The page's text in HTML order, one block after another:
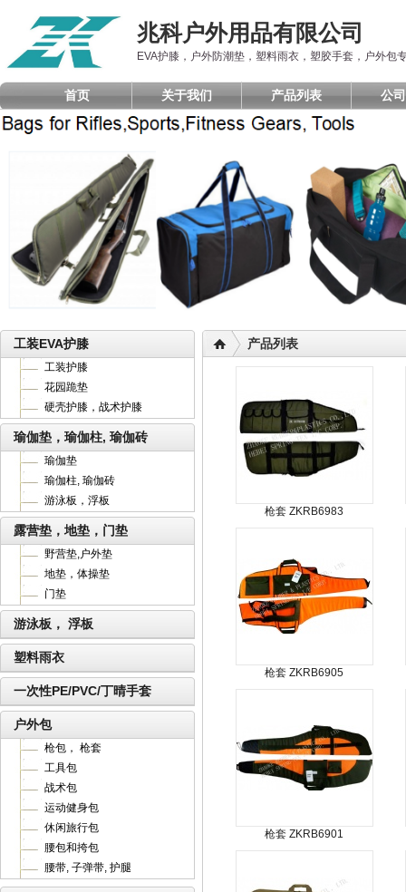
兆科户外用品有限公司
EVA护膝，户外防潮垫，塑料雨衣，塑胶手套，户外包
首页 关于我们 产品列表 公
工装EVA护膝
工装护膝
花园跪垫
硬壳护膝，战术护膝
瑜伽垫，瑜伽柱, 瑜伽砖
瑜伽垫
瑜伽柱, 瑜伽砖
游泳板，浮板
露营垫，地垫，门垫
野营垫,户外垫
地垫，体操垫
门垫
游泳板， 浮板
塑料雨衣
一次性PE/PVC/丁晴手套
户外包
枪包， 枪套
工具包
战术包
运动健身包
休闲旅行包
腰包和挎包
腰带, 子弹带, 护腿
产品列表
枪套 ZKRB6983
枪套 ZKRB6905
枪套 ZKRB6901